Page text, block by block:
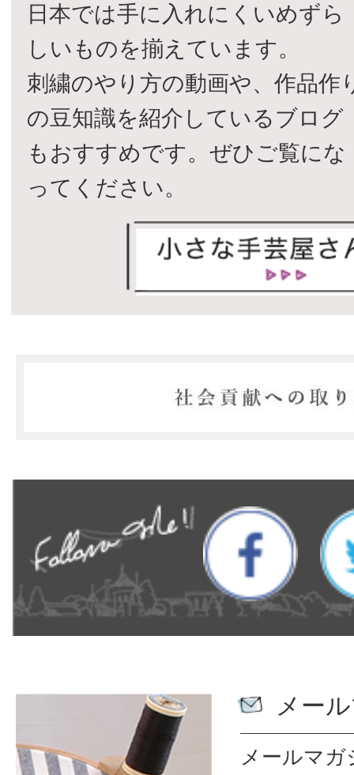
日本では手に入れにくいめずら
しいものを揃えています。
刺繍のやり方の動画や、作品作
の豆知識を紹介しているブログ
もおすすめです。ぜひご覧にな
ってください。
メー
メールマ